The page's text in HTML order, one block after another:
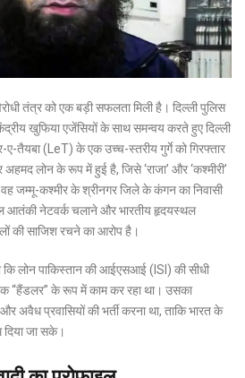
तंत्र को एक बड़ी सफलता मिली है। दिल्ली पुलिस
खुफिया एजेंसियों के साथ समन्वय करते हुए दिल्ली
ए-तैयबा (LeT) के एक उच्च-स्तरीय गुर्गे को गिरफ्तार
अहमद लोन के रूप में हुई है, जिसे ‘राजा’ और ‘कश्मीरी’
जम्मू-कश्मीर के श्रीनगर जिले के कंगन का निवासी
आतंकी नेटवर्क चलाने और भारतीय हृदयस्थल
की साजिश रचने का आरोप है।
कि लोन पाकिस्तान की आईएसआई (ISI) की सीधी
“हैंडलर” के रूप में काम कर रहा था। उसका
अवैध प्रवासियों की भर्ती करना था, ताकि भारत के
जा सके।